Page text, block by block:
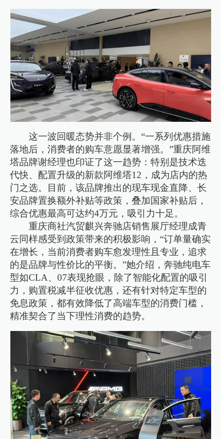
这一波回暖态势并非个例。“一系列优惠措施
落地后，消费者的购车意愿显著增强。”重庆阿维
塔品牌谢经理也印证了这一趋势：特别是技术迭
代快、配置升级的新款阿维塔12，成为店内的热
门之选。目前，该品牌推出的现车现金直降、长
安品牌置换额外补贴等政策，叠加国家补贴后，
综合优惠最高可达约4万元，吸引力十足。
重庆商社汽贸麒兴奔驰店销售展厅经理成青
云同样感受到政策带来的积极影响，“订单量确实
在增长，当前消费者购车愈发理性且专业，追求
的是品牌与性价比的平衡。”她介绍，奔驰纯电车
型如CLA、07表现抢眼，除了智能化配置的吸引
力，购置税减半征收优惠，还有针对特定车型的
免息政策，都有效降低了高端车型的消费门槛，
精准契合了当下理性消费的趋势。